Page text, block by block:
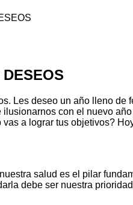
Les deseo un año lleno
ilusionarnos con el nuevo
vas a lograr tus objetivos?
salud es el pilar
debe ser nuestra